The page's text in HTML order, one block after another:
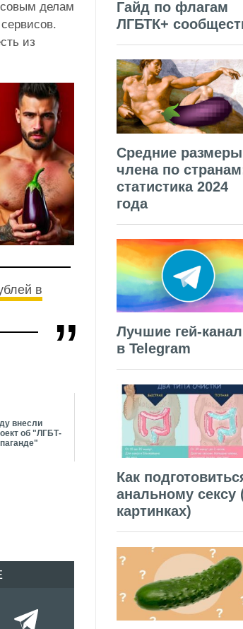
делам
из
в
внесли
об "ЛГБТ-
Гайд по флагам
ЛГБТК+
Средние размеры
члена по
статистика 2024
года
Лучшие гей-
в Telegram
Как
анальному сексу
картинках)